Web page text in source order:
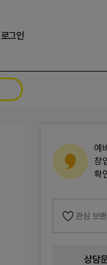
로그인
예
창
확
관심 브
상담